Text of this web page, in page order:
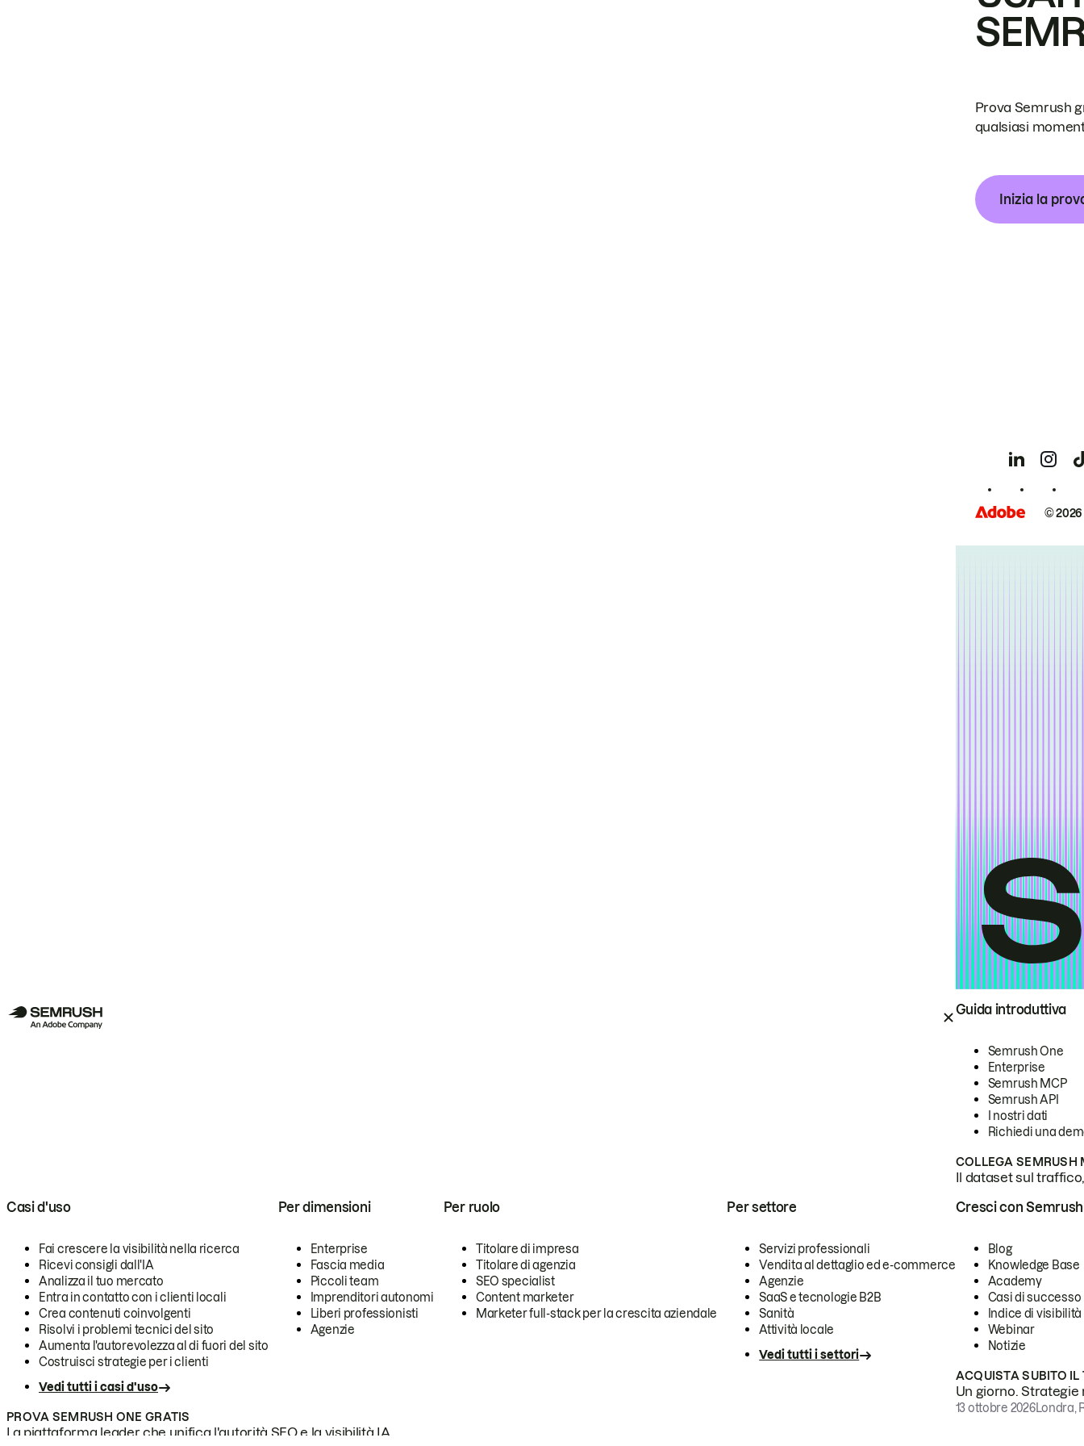
Guida introduttiva
Semrush One
Enterprise
Semrush MCP
Semrush API
I nostri dati
Richiedi una
COLLEGA SEMRUSH
Il dataset sul
Casi d'uso
Fai crescere la visibilità nella ricerca
Ricevi consigli dall'IA
Analizza il tuo mercato
Entra in contatto con i clienti locali
Crea contenuti coinvolgenti
Risolvi i problemi tecnici del sito
Aumenta l'autorevolezza al di fuori del sito
Costruisci strategie per i clienti
Vedi tutti i casi d'uso
Per dimensioni
Enterprise
Fascia media
Piccoli team
Imprenditori autonomi
Liberi professionisti
Agenzie
Per ruolo
Titolare di impresa
Titolare di agenzia
SEO specialist
Content marketer
Marketer full-stack per la crescita aziendale
Per settore
Servizi professionali
Vendita al dettaglio ed e-commerce
Agenzie
SaaS e tecnologie B2B
Sanità
Attività locale
Vedi tutti i settori
PROVA SEMRUSH ONE GRATIS
La piattaforma leader che unifica l'autorità SEO e la visibilità IA.
Cresci con Semrush
Blog
Knowledge Base
Academy
Casi di successo
Indice di visibilità
Webinar
Notizie
ACQUISTA SUBITO IL
Un giorno.
13 ottobre 2026Londra,
Prova Semrush
qualsiasi
Inizia la
©